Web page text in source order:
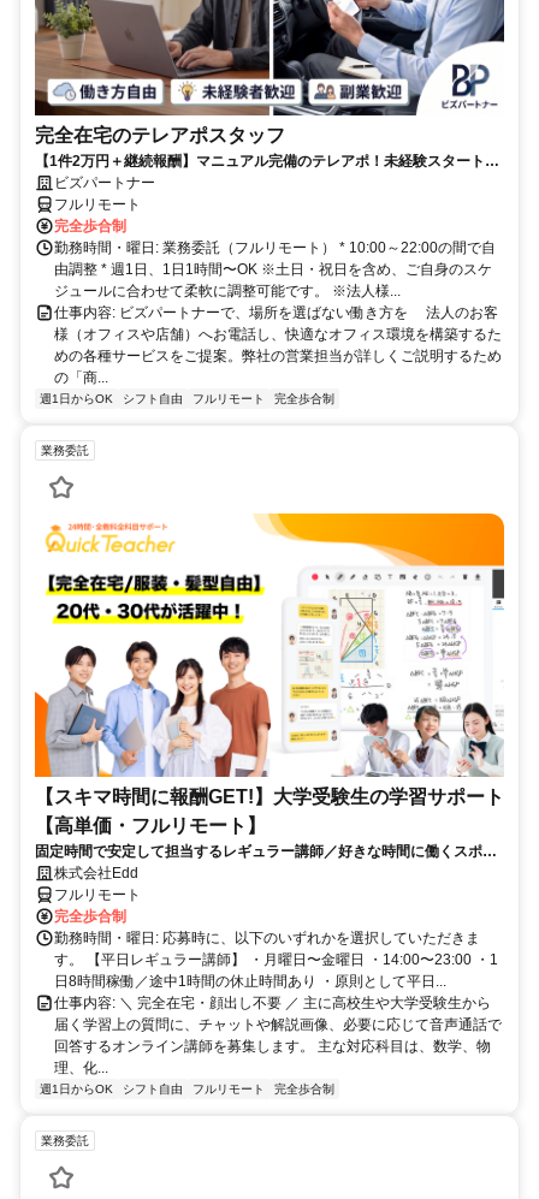
完全在宅のテレアポスタッフ
【1件2万円＋継続報酬】マニュアル完備のテレアポ！未経験スタートの
副業スタッフ活躍中／丁寧なフォロー体制あり
ビズパートナー
フルリモート
完全歩合制
勤務時間・曜日: 業務委託（フルリモート） * 10:00～22:00の間で自
由調整 * 週1日、1日1時間〜OK ※土日・祝日を含め、ご自身のスケ
ジュールに合わせて柔軟に調整可能です。 ※法人様...
仕事内容: ビズパートナーで、場所を選ばない働き方を 法人のお客
様（オフィスや店舗）へお電話し、快適なオフィス環境を構築するた
めの各種サービスをご提案。弊社の営業担当が詳しくご説明するため
の「商...
週1日からOK シフト自由 フルリモート 完全歩合制
業務委託
【スキマ時間に報酬GET!】大学受験生の学習サポート
【高単価・フルリモート】
固定時間で安定して担当するレギュラー講師／好きな時間に働くスポッ
ト講師から選べます！
株式会社Edd
フルリモート
完全歩合制
勤務時間・曜日: 応募時に、以下のいずれかを選択していただきま
す。 【平日レギュラー講師】 ・月曜日〜金曜日 ・14:00〜23:00 ・1
日8時間稼働／途中1時間の休止時間あり ・原則として平日...
仕事内容: ＼ 完全在宅・顔出し不要 ／ 主に高校生や大学受験生から
届く学習上の質問に、チャットや解説画像、必要に応じて音声通話で
回答するオンライン講師を募集します。 主な対応科目は、数学、物
理、化...
週1日からOK シフト自由 フルリモート 完全歩合制
業務委託